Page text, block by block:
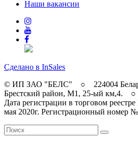
Наши вакансии
Сделано в InSales
© ИП ЗАО "БЕЛС" ○ 224004
Брестский район, M1, 25-ый
Дата регистрации в торговом
мая 2020г. Регистрационный номер